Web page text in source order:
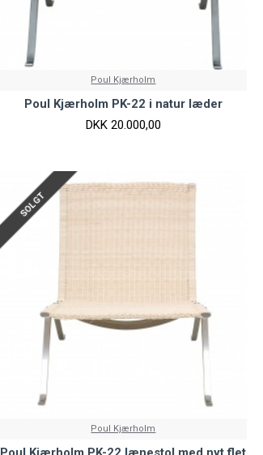
Poul Kjærholm
Poul Kjærholm PK-22 i natur læder
DKK 20.000,00
SOLGT
Poul Kjærholm